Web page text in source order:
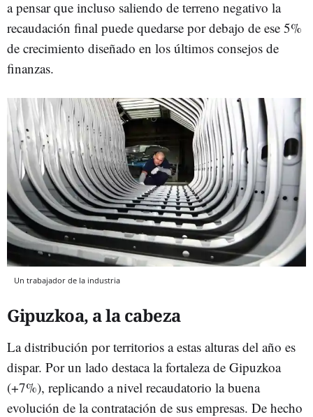
a pensar que incluso saliendo de terreno negativo la
recaudación final puede quedarse por debajo de ese 5%
de crecimiento diseñado en los últimos consejos de
finanzas.
Un trabajador de la industria
Gipuzkoa, a la cabeza
La distribución por territorios a estas alturas del año es
dispar. Por un lado destaca la fortaleza de Gipuzkoa
(+7%), replicando a nivel recaudatorio la buena
evolución de la contratación de sus empresas. De hecho